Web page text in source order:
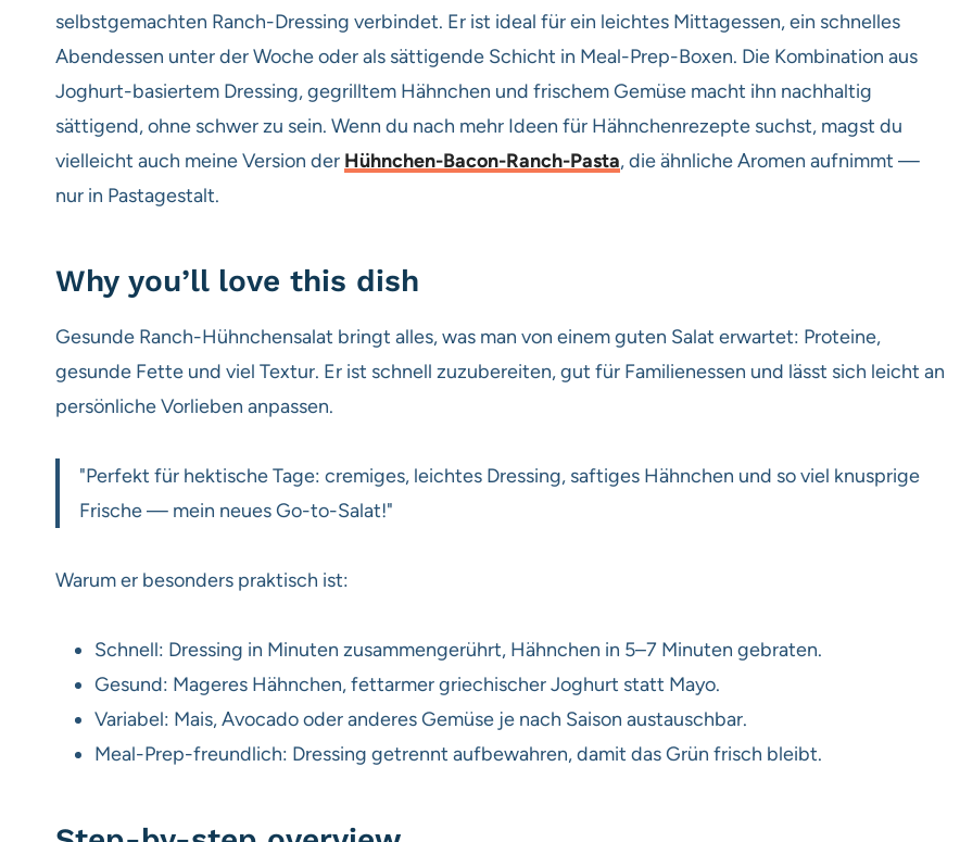
selbstgemachten Ranch-Dressing verbindet. Er ist ideal für ein leichtes Mittagessen, ein schnelles
Abendessen unter der Woche oder als sättigende Schicht in Meal-Prep-Boxen. Die Kombination aus
Joghurt-basiertem Dressing, gegrilltem Hähnchen und frischem Gemüse macht ihn nachhaltig
sättigend, ohne schwer zu sein. Wenn du nach mehr Ideen für Hähnchenrezepte suchst, magst du
vielleicht auch meine Version der Hühnchen-Bacon-Ranch-Pasta, die ähnliche Aromen aufnimmt —
nur in Pastagestalt.
Why you’ll love this dish
Gesunde Ranch-Hühnchensalat bringt alles, was man von einem guten Salat erwartet: Proteine,
gesunde Fette und viel Textur. Er ist schnell zuzubereiten, gut für Familienessen und lässt sich leicht an
persönliche Vorlieben anpassen.
"Perfekt für hektische Tage: cremiges, leichtes Dressing, saftiges Hähnchen und so viel knusprige
Frische — mein neues Go-to-Salat!"
Warum er besonders praktisch ist:
Schnell: Dressing in Minuten zusammengerührt, Hähnchen in 5–7 Minuten gebraten.
Gesund: Mageres Hähnchen, fettarmer griechischer Joghurt statt Mayo.
Variabel: Mais, Avocado oder anderes Gemüse je nach Saison austauschbar.
Meal-Prep-freundlich: Dressing getrennt aufbewahren, damit das Grün frisch bleibt.